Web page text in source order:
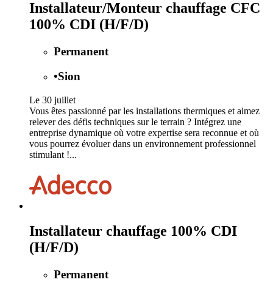
Installateur/Monteur chauffage CFC
100% CDI (H/F/D)
Permanent
•Sion
Le 30 juillet
Vous êtes passionné par les installations thermiques et aimez
relever des défis techniques sur le terrain ? Intégrez une
entreprise dynamique où votre expertise sera reconnue et où
vous pourrez évoluer dans un environnement professionnel
stimulant !...
Installateur chauffage 100% CDI
(H/F/D)
Permanent